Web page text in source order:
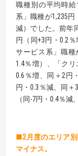
職種別の平均時
系」職種が1,235円
減）でした。前年
円（同+3円・0.2
サービス系」職種
1.4％増）、「クリ
0.6％増、同＋2円
円・0.3％減、同＋
（同-7円・0.4％減
■2月度のエリア
マイナス。